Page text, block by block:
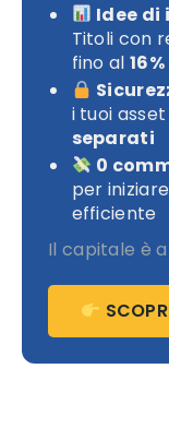
Idee
Titoli con
fino al 16%
i tuoi
separati
0
per
efficiente
Il capitale è